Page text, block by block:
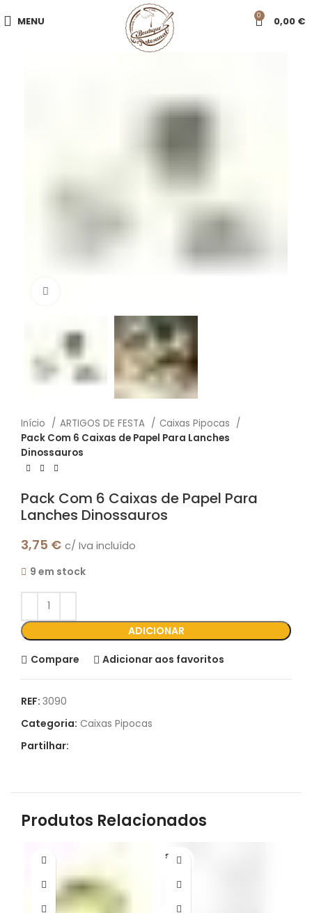
MENU 0 0,00 €
Início ARTIGOS DE FESTA
Caixas Pipocas
Pack Com 6 Caixas de Papel Para Lanches
Dinossauros
Pack Com 6 Caixas de Papel Para
Lanches Dinossauros
3,75 € c/ Iva incluído
9 em stock
ADICIONAR
Compare Adicionar aos favoritos
REF: 3090
Categoria: Caixas Pipocas
Partilhar:
Produtos Relacionados
S/STO
CK